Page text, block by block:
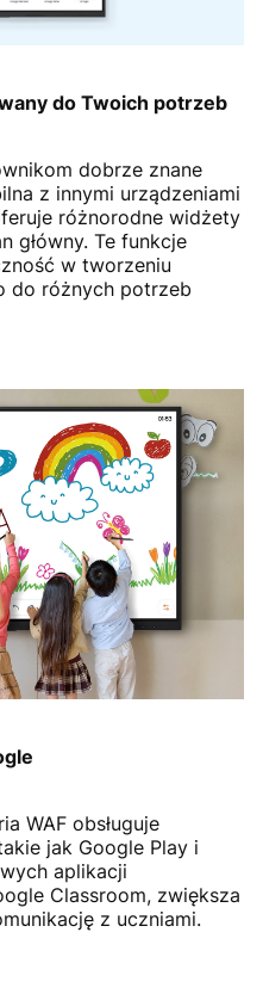
do Twoich potrzeb
dobrze znane
z innymi urządzeniami
różnorodne widżety
główny. Te funkcje
w tworzeniu
do różnych potrzeb
WAF obsługuje
jak Google Play i
aplikacji
Classroom, zwiększa
z uczniami.